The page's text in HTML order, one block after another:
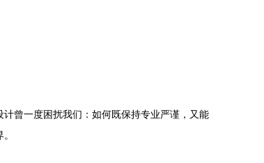
曾一度困扰我们：如何既保持专业严谨，又能